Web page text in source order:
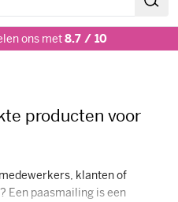
ons met8.7 / 10
producten voor
klanten of
Een paasmailing is een